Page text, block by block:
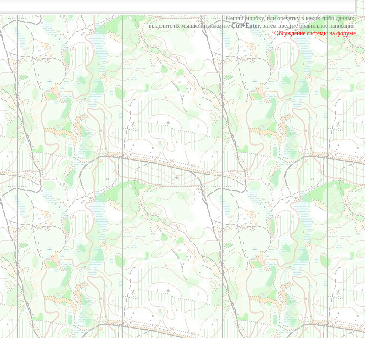
Нашли ошибку, или опечатку в каких-либо данных:
выделите их мышкой и нажмитеCtrl+Enter, затем введите правильное написание.
Обсуждение системы на форуме